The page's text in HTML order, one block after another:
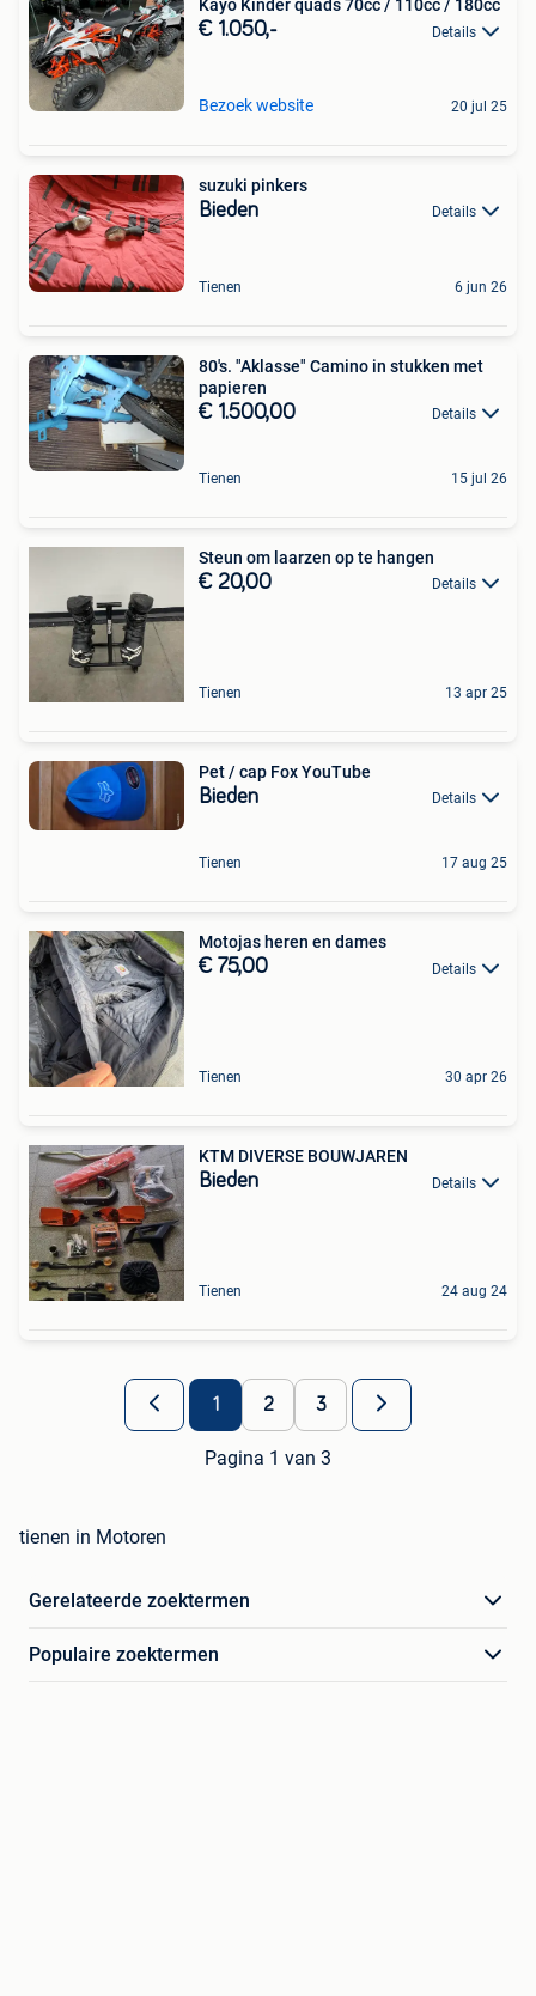
Kayo Kinder quads 70cc / 110cc / 180cc
€ 1.050,- Details
Bezoek website 20 jul 25
suzuki pinkers
Bieden Details
Tienen 6 jun 26
80's. "Aklasse" Camino in stukken met
papieren
€ 1.500,00 Details
Tienen 15 jul 26
Steun om laarzen op te hangen
€ 20,00 Details
Tienen 13 apr 25
Pet / cap Fox YouTube
Bieden Details
Tienen 17 aug 25
Motojas heren en dames
€ 75,00 Details
Tienen 30 apr 26
KTM DIVERSE BOUWJAREN
Bieden Details
Tienen 24 aug 24
1 2 3
Pagina 1 van 3
tienen in Motoren
Gerelateerde zoektermen
Populaire zoektermen